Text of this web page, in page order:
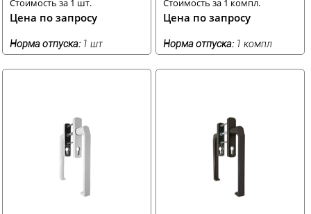
Стоимость за 1 шт.
Цена по запросу
Норма отпуска: 1 шт
Стоимость за 1 компл.
Цена по запросу
Норма отпуска: 1 компл